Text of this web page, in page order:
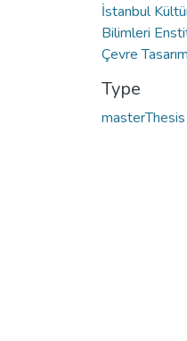
İstanbul
Bilimleri
Çevre
Type
masterThesis